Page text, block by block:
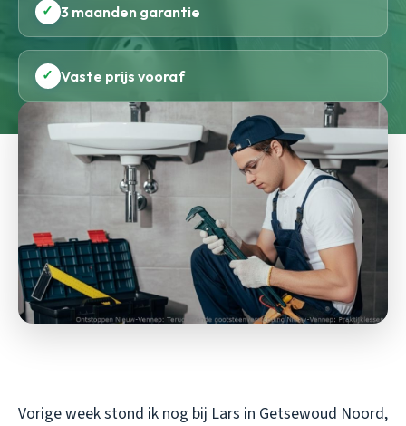
✓ 3 maanden garantie
✓ Vaste prijs vooraf
Vorige week stond ik nog bij Lars in Getsewoud Noord,